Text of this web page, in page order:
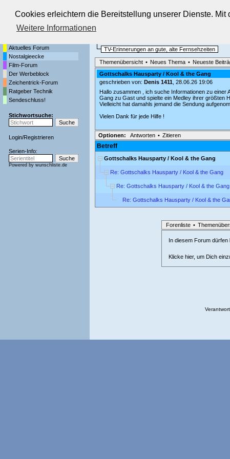
Cookies erleichtern die Bereitstellung unserer Dienste.
Weitere Informationen
Die Fernseh-Diskussionsforen von
Aktuelles Forum
Nostalgieecke
Film-Forum
Der Werbeblock
Zeichentrick-Forum
Ratgeber Technik
Sendeschluss!
Stichwortsuche:
Login/Registrieren
Serien-Info:
Powered by wunschliste.de
TV-Erinnerungen an gute, alte Fernsehzeiten
Themenübersicht • Neues Thema • Neueste
Gottschalks Hausparty / Kool & the Gang
geschrieben von: Denis 1411, 28.06.26 19:06
Hallo zusammen , ich suche Informationen zu
Gang zu Gast und spielte ein Medley ihrer größten
Vielleicht hat damahls jemand die Sendung
Vielen Dank für jede Hilfe !
Optionen: Antworten • Zitieren
Betreff
Gottschalks Hausparty / Kool & the Gang
Re: Gottschalks Hausparty / Kool & the Gang
Re: Gottschalks Hausparty / Kool & the Gang
Re: Gottschalks Hausparty / Kool & the
Forenliste •
In diesem Forum
Klicke hier, um Dich